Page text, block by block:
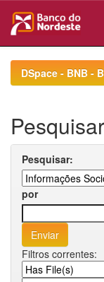
navigationDSpace - BNB -
Pesquisar
Pesquisar:
por
Filtros correntes: